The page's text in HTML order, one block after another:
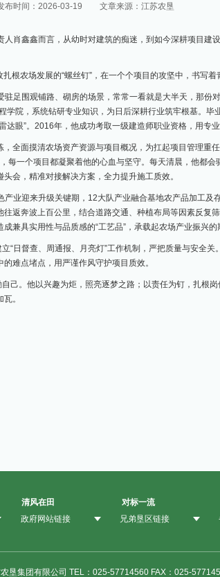
布时间：2026-03-19 文章来源：江苏农垦
肖鑫鑫而言，从幼时对建筑的痴迷，到如今深耕项目建
根农场发展的“螺丝钉”，在一个个项目的攻坚中，书写着
足围观铺路、砌房的场景，常常一看就是大半天，那份
院，系统钻研专业知识，为日后深耕行业筑牢根基。
眼”。2016年，他成功考取一级建造师职业资格，用专
全面摸清农场资产资源与项目概况，为扛起项目管理重
一个项目都凝聚着他的心血与坚守。每天清晨，他都会
会，精准对接解决方案，全力提升施工质效。
业迎来升级关键期，12大队产业融合基地农产品加工及
返奔波上百公里，结合道路交通、种植布局等因素反复
兼具实用性与品质感的“工艺品”，承载起农场产业振兴的
“日督查、周通报、月亮灯”工作机制，严把质量与安全
难点堵点，用严谨作风守护项目质效。
己。他以兴趣为炬，照亮逐梦之路；以责任为钉，扎根
。
清风在田
对标一流
政府网站链接 兄弟垦区链接
垦集团有限公司 TEL：025-57714560 FAX：025-